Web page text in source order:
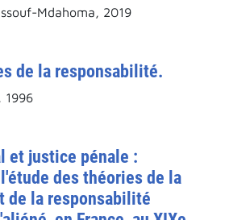
Mdahoma, 2019
de la responsabilité.
1996
et justice pénale :
des théories de la
de la responsabilité